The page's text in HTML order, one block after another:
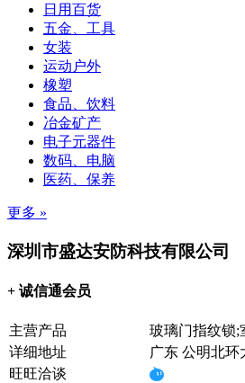
日用百货
五金、工具
女装
运动户外
橡塑
食品、饮料
冶金矿产
电子元器件
数码、电脑
医药、保养
更多 »
深圳市盛达安防科技有限公司
+ 诚信通会员
主营产品
玻璃门指纹锁;
详细地址
广东 公明北
旺旺洽谈